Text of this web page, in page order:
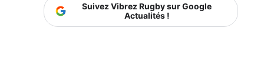
Suivez Vibrez Rugby sur Google
Actualités !